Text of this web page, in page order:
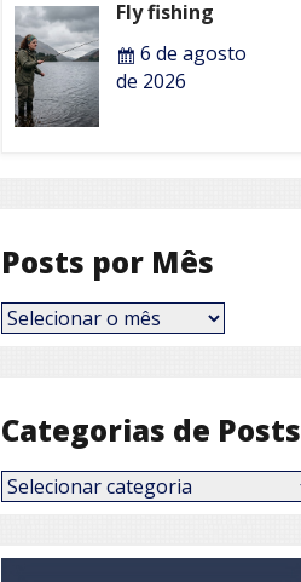
Fly fishing
6 de agosto
de 2026
Posts por Mês
Posts
por
Categorias de Posts
Categorias
de